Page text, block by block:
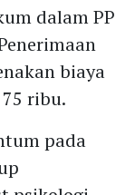
dalam PP
biaya
ribu.
pada